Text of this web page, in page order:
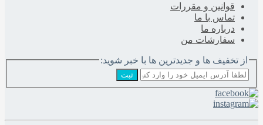
قوانین و مقررات
تماس با ما
درباره‌ ما
سفارشات من
از تخفیف ها و جدیدترین ها با خبر شوید:
ثبت